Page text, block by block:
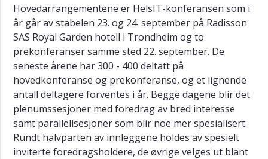
(Arkiv)
HelsIT
2013
(Arkiv)
HelsIT
2012
(Arkiv)
HelsIT
2011
(Arkiv)
Hovedarrangementene er HelsIT-konferansen som i
år går av stabelen 23. og 24. september på Radisson
SAS Royal Garden hotell i Trondheim og to
prekonferanser samme sted 22. september. De
seneste årene har 300 - 400 deltatt på
hovedkonferanse og prekonferanse, og et lignende
antall deltagere forventes i år. Begge dagene blir det
plenumssesjoner med foredrag av bred interesse
samt parallellsesjoner som blir noe mer spesialisert.
Rundt halvparten av innleggene holdes av spesielt
inviterte foredragsholdere, de øvrige velges ut blant